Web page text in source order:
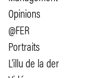
Opinions
@FER
Portraits
L'illu de la der